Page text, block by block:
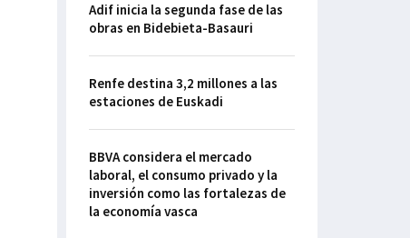
Adif inicia la segunda fase de las
obras en Bidebieta-Basauri
Renfe destina 3,2 millones a las
estaciones de Euskadi
BBVA considera el mercado
laboral, el consumo privado y la
inversión como las fortalezas de
la economía vasca